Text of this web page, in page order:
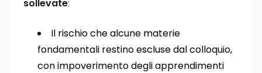
sollevate:
Il rischio che alcune materie
fondamentali restino escluse dal colloquio,
con impoverimento degli apprendimenti